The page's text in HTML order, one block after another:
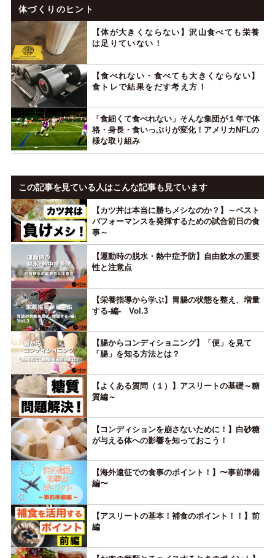
体づくりのヒント
【体が大きくならない】沢山食べても栄養
は足りていない！
【食べれない・食べても大きくならない】
食トレで結果をだす考え方！
「食細くて食べれない」そんな集団が１年で体
格・身長・食いっぷりが変化！アメリカNFLの
様な取り組み
この記事を見ている人はこんな記事も見ています
【カツ丼は本当に勝ちメシなのか？】～ベスト
パフォーマンスを発揮するための試合前日の食
事～
【運動時の脱水・熱中症予防】自由飲水の重要
性と注意点
【栄養指導から学ぶ】胃腸の状態を整え、増量
する-編- Vol.3
【腸からコンディショニング】「便」を見て
「腸」を知る方法とは？
【よくある質問（１）】アスリートの基礎～糖
質編～
【コンディションを崩さないために！】白砂糖
が与える体への影響を知っておこう！
【海外遠征での食事のポイント！】〜事前準備
編〜
【アスリートの基本！補食のポイント！！】前
編